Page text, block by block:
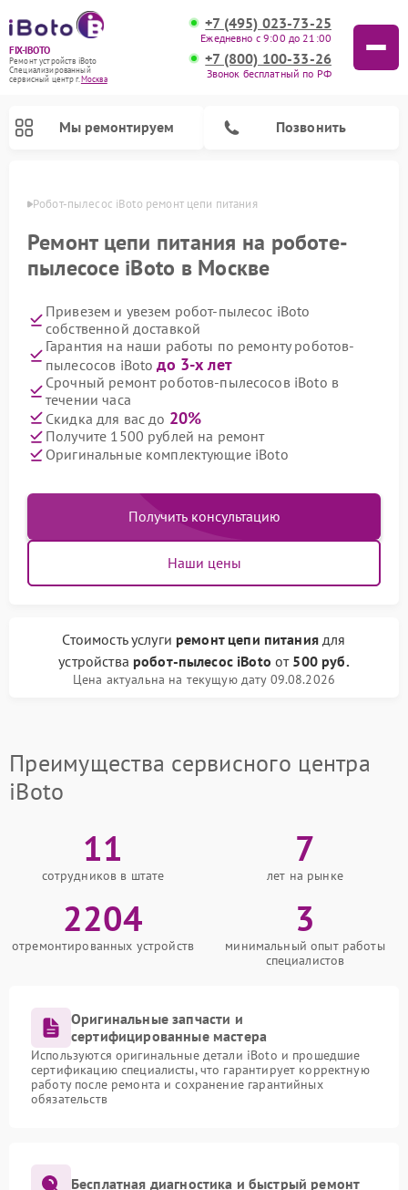
FIX-IBOTO
Ремонт устройств iBoto
Специализированный
cервисный центр г.Москва
+7 (495) 023-73-25
Ежедневно с 9:00 до 21:00
+7 (800) 100-33-26
Звонок бесплатный по РФ
Мы ремонтируем Позвонить
Робот-пылесос iBoto ремонт цепи питания
Ремонт цепи питания на роботе-
пылесосе iBoto в Москве
Привезем и увезем робот-пылесос iBoto
собственной доставкой
Гарантия на наши работы по ремонту роботов-
пылесосов iBotoдо 3-х лет
Срочный ремонт роботов-пылесосов iBoto в
течении часа
Скидка для вас до 20%
Получите 1500 рублей на ремонт
Оригинальные комплектующие iBoto
Получить консультацию
Наши цены
Стоимость услуги ремонт цепи питаниядля
устройства робот-пылесос iBoto от 500 руб.
Цена актуальна на текущую дату 09.08.2026
Преимущества сервисного центра
iBoto
11
сотрудников в штате
7
лет на рынке
2204
отремонтированных устройств
3
минимальный опыт работы
специалистов
Оригинальные запчасти и
сертифицированные мастера
Используются оригинальные детали iBoto и прошедшие
сертификацию специалисты, что гарантирует корректную
работу после ремонта и сохранение гарантийных
обязательств
Бесплатная диагностика и быстрый ремонт